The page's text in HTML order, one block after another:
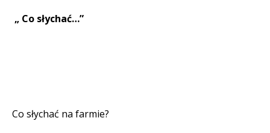
„ Co słychać…”
Co słychać na farmie?